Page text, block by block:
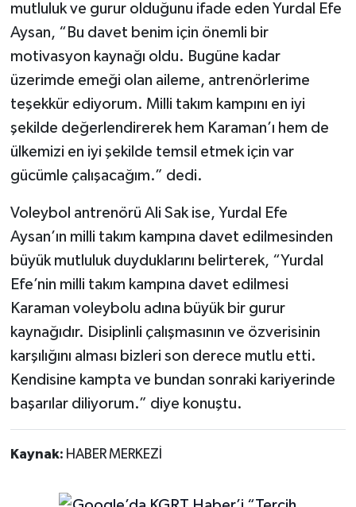
mutluluk ve gurur olduğunu ifade eden Yurdal Efe
Aysan, “Bu davet benim için önemli bir
motivasyon kaynağı oldu. Bugüne kadar
üzerimde emeği olan aileme, antrenörlerime
teşekkür ediyorum. Milli takım kampını en iyi
şekilde değerlendirerek hem Karaman’ı hem de
ülkemizi en iyi şekilde temsil etmek için var
gücümle çalışacağım.” dedi.
Voleybol antrenörü Ali Sak ise, Yurdal Efe
Aysan’ın milli takım kampına davet edilmesinden
büyük mutluluk duyduklarını belirterek, “Yurdal
Efe’nin milli takım kampına davet edilmesi
Karaman voleybolu adına büyük bir gurur
kaynağıdır. Disiplinli çalışmasının ve özverisinin
karşılığını alması bizleri son derece mutlu etti.
Kendisine kampta ve bundan sonraki kariyerinde
başarılar diliyorum.” diye konuştu.
Kaynak: HABER MERKEZİ